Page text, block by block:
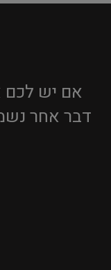
אם יש
דבר אחר